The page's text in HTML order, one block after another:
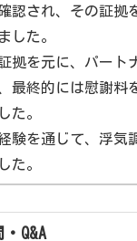
認され、その証拠
した。
拠を元に、パート
最終的には慰謝料
た。
験を通じて、浮気
た。
Q&A